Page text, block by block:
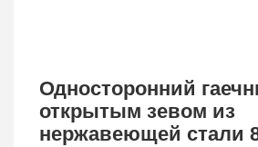
Односторонний
открытым зевом из
нержавеющей стали